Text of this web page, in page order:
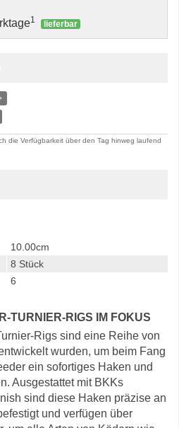
1 lieferbar
die Verfügbarkeit über den Tag hinweg laufend
10.00cm
8 Stück
6
TURNIER-RIGS IM FOKUS
Rigs sind eine Reihe von
wurden, um beim Fang
ein sofortiges Haken und
Ausgestattet mit BKKs
sind diese Haken präzise an
und verfügen über